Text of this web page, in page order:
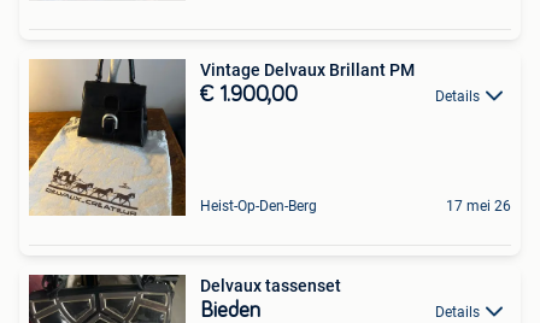
Vintage Delvaux Brillant PM
€ 1.900,00 Details
Heist-Op-Den-Berg 17 mei 26
Delvaux tassenset
Bieden Details